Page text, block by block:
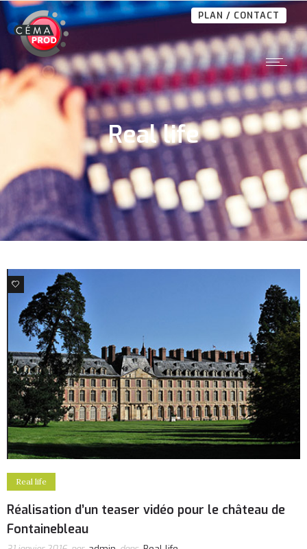
PLAN / CONTACT
Real life
0
Real life
Réalisation d’un teaser vidéo pour le château de
Fontainebleau